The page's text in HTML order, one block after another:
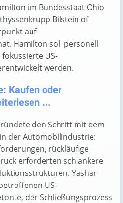
im Bundesstaat Ohio
Bilstein of
auf
Hamilton soll personell
US-
werden.
Kaufen oder
...
den Schritt mit dem
der Automobilindustrie:
rückläufige
erforderten schlankere
Yashar
US-
der Schließungsprozess